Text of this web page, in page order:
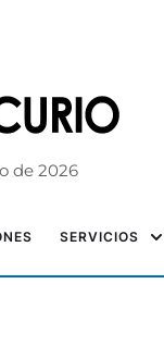
de 2026
SERVICIOS